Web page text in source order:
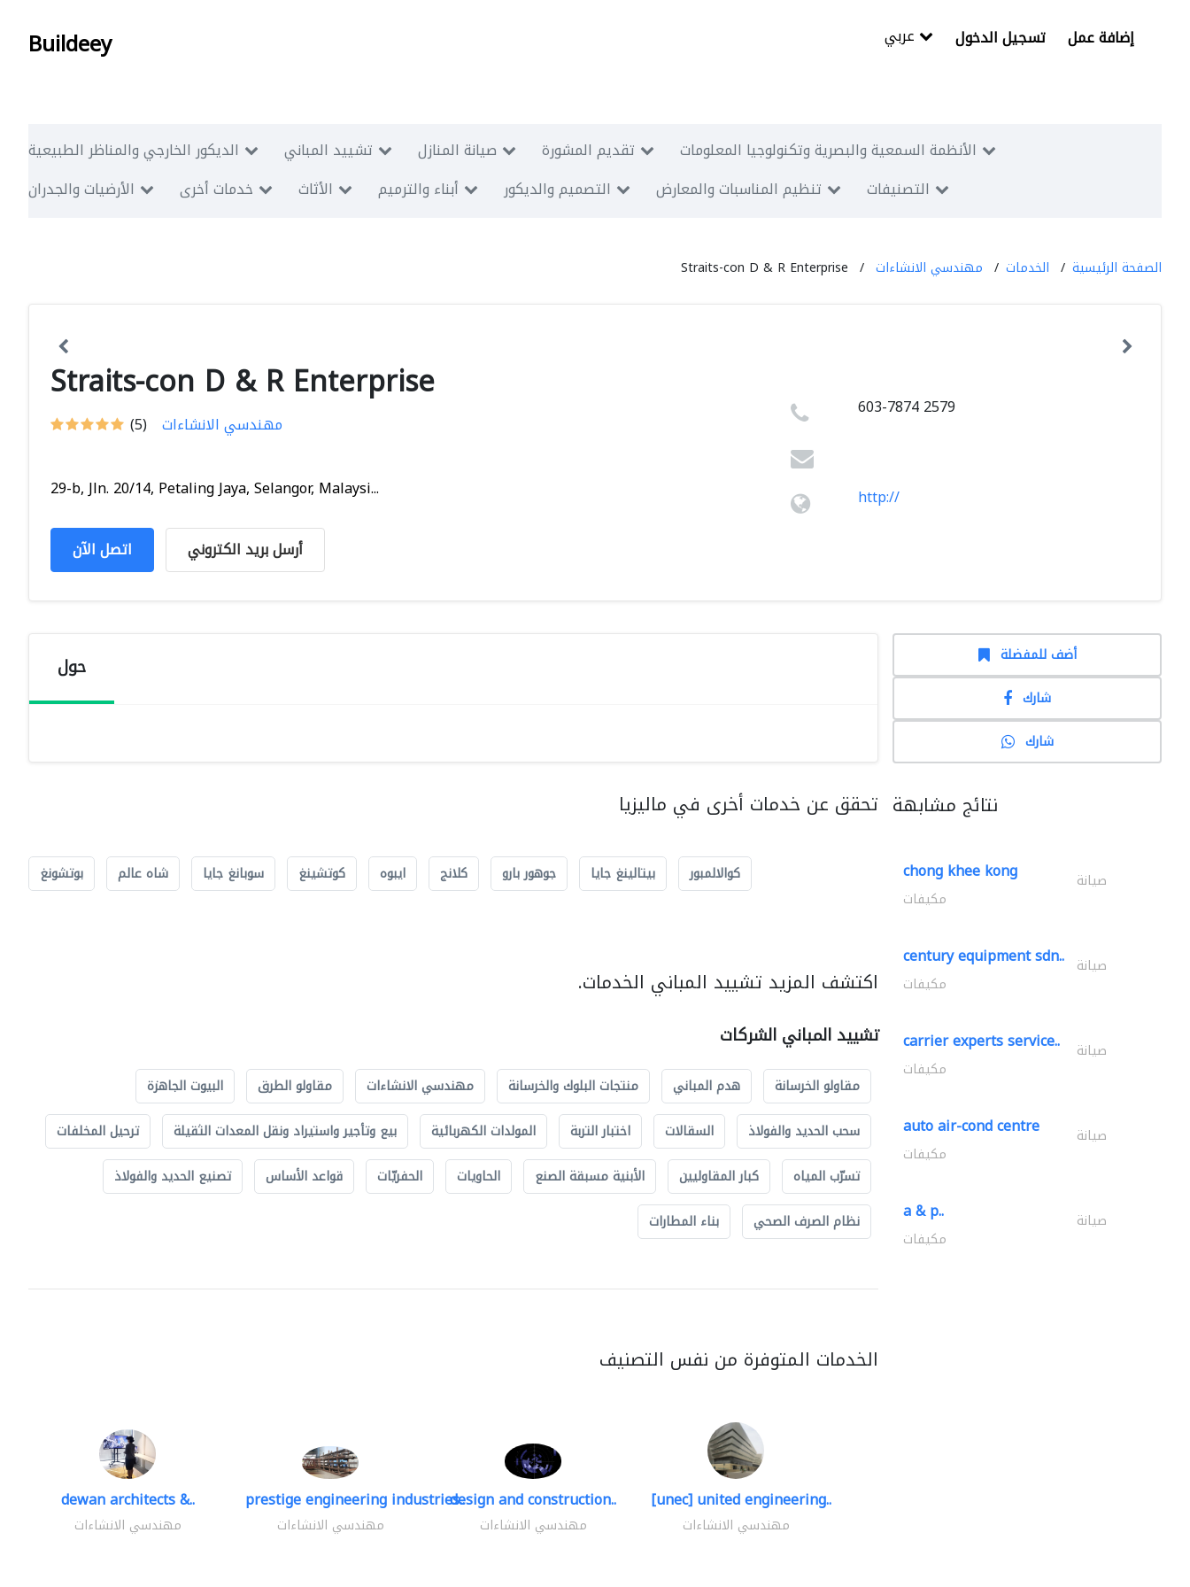
Buildeey تسجيل الدخول إضافة عمل
الديكور الخارجي والمناظر الطبيعية تشييد المباني صيانة المنازل تقديم المشورة
الأنظمة السمعية والبصرية وتكنولوجيا المعلومات
الأرضيات والجدران
خدمات أخرى الأثاث أبناء والترميم التصميم والديكور تنظيم المناسبات والمعارض التصنيفات
الصفحة الرئيسية الخدمات مهندسي الانشاءات Straits-con D & R Enterprise
Straits-con D & R Enterprise
(5) مهندسي الانشاءات
29-b, Jln. 20/14, Petaling Jaya, Selangor, Malaysi...
اتصل الآن أرسل بريد الكتروني
603-7874 2579
http://
حول
تحقق عن خدمات أخرى في ماليزيا
كوالالمبور بيتالينغ جايا جوهور بارو كلانج ايبوه كوتشينغ سوبانغ جايا شاه عالم بوتشونغ
اكتشف المزيد تشييد المباني الخدمات.
تشييد المباني الشركات
مقاولو الخرسانة هدم المباني منتجات البلوك والخرسانة مهندسي الانشاءات مقاولو الطرق
البيوت الجاهزة
سحب الحديد والفولاذ
السقالات اختبار التربة المولدات الكهربائية بيع وتأجير واستيراد ونقل المعدات الثقيلة
ترحيل المخلفات
تسرّب المياه
كبار المقاوليين الأبنية مسبقة الصنع الحاويات الحفريّات قواعد الأساس
تصنيع الحديد والفولاذ
نظام الصرف الصحي
بناء المطارات
الخدمات المتوفرة من نفس التصنيف
dewan architects &..
مهندسي الانشاءات
prestige engineering industries..
مهندسي الانشاءات
design and construction..
مهندسي الانشاءات
[unec] united engineering..
مهندسي الانشاءات
أضف للمفضلة
شارك
شارك
نتائج مشابهة
chong khee kong صيانة
مكيفات
century equipment sdn.. صيانة
مكيفات
carrier experts service.. صيانة
مكيفات
auto air-cond centre صيانة
مكيفات
a & p.. صيانة
مكيفات